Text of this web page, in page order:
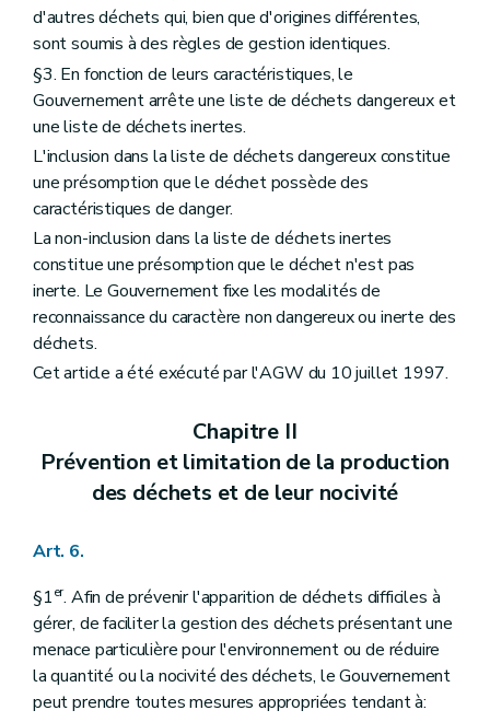
d'autres déchets qui, bien que d'origines différentes,
sont soumis à des règles de gestion identiques.
§3. En fonction de leurs caractéristiques, le
Gouvernement arrête une liste de déchets dangereux et
une liste de déchets inertes.
L'inclusion dans la liste de déchets dangereux constitue
une présomption que le déchet possède des
caractéristiques de danger.
La non-inclusion dans la liste de déchets inertes
constitue une présomption que le déchet n'est pas
inerte. Le Gouvernement fixe les modalités de
reconnaissance du caractère non dangereux ou inerte des
déchets.
Cet article a été exécuté par l'AGW du 10 juillet 1997.
Chapitre II
Prévention et limitation de la production
des déchets et de leur nocivité
Art. 6.
§1er. Afin de prévenir l'apparition de déchets difficiles à
gérer, de faciliter la gestion des déchets présentant une
menace particulière pour l'environnement ou de réduire
la quantité ou la nocivité des déchets, le Gouvernement
peut prendre toutes mesures appropriées tendant à: